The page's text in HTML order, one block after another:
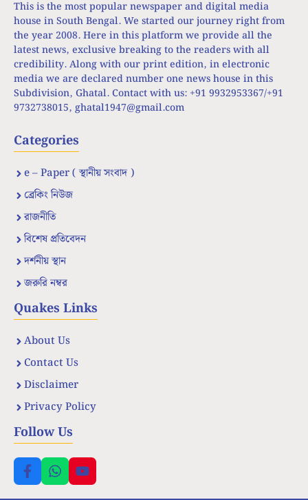
This is the most popular newspaper and digital media
house in South Bengal. We started our journey right from
the year 2008. Here in this platform we provide all the
latest news, exclusive breaking to the readers with all
credibility. Along with our print edition, in electronic
media we are declared number one news house in this
Subdivision, Ghatal. Contact with us: +91 9932953367/+91
9732738015, ghatal1947@gmail.com
Categories
e – Paper ( স্থানীয় সংবাদ )
ব্রেকিং নিউজ
রাজনীতি
বিশেষ প্রতিবেদন
দর্শনীয় স্থান
জরুরি নম্বর
Quakes Links
About Us
Contact Us
Disclaimer
Privacy Policy
Follow Us